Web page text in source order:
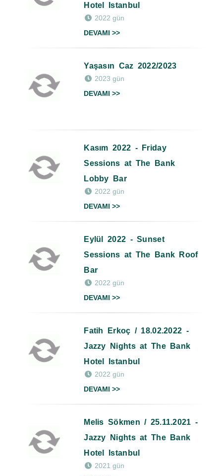
Hotel Istanbul
2022 gün
DEVAMI >>
Yaşasın Caz 2022/2023
2023 gün
DEVAMI >>
Kasım 2022 - Friday
Sessions at The Bank
Lobby Bar
2022 gün
DEVAMI >>
Eylül 2022 - Sunset
Sessions at The Bank Roof
Bar
2022 gün
DEVAMI >>
Fatih Erkoç / 18.02.2022 -
Jazzy Nights at The Bank
Hotel Istanbul
2022 gün
DEVAMI >>
Melis Sökmen / 25.11.2021 -
Jazzy Nights at The Bank
Hotel Istanbul
2021 gün